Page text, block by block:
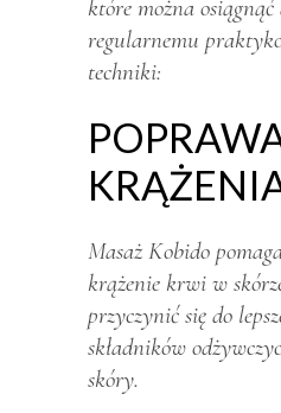
które można
regularnemu
techniki:
Masaż Kobido
krążenie krwi w
przyczynić się do
składników
skóry.